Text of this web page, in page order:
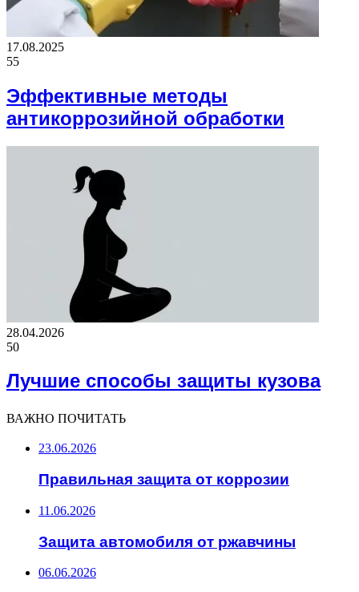
17.08.2025
55
Эффективные методы
антикоррозийной обработки
28.04.2026
50
Лучшие способы защиты кузова
ВАЖНО ПОЧИТАТЬ
23.06.2026
Правильная защита от коррозии
11.06.2026
Защита автомобиля от ржавчины
06.06.2026